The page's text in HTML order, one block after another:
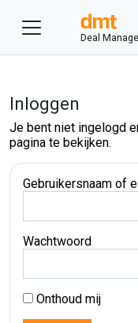
Deal
Inloggen
Je bent niet ingelogd
pagina te bekijken.
Gebruikersnaam of
Wachtwoord
Onthoud mij